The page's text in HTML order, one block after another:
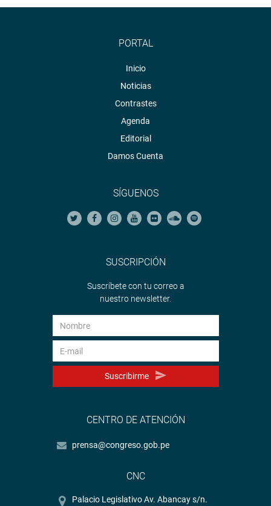
PORTAL
Inicio
Noticias
Contrastes
Agenda
Editorial
Damos Cuenta
SÍGUENOS
SUSCRIPCIÓN
Suscríbete con tu correo a
nuestro newsletter.
Suscribirme
CENTRO DE ATENCIÓN
prensa@congreso.gob.pe
CNC
Palacio Legislativo Av. Abancay s/n.